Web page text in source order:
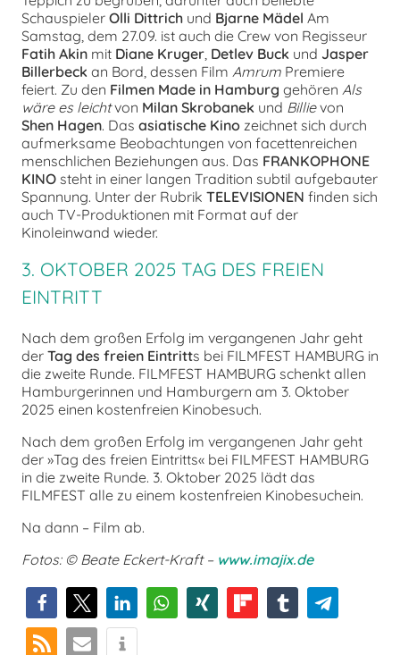
Schauspieler Olli Dittrich und Bjarne Mädel Am
Samstag, dem 27.09. ist auch die Crew von Regisseur
Fatih Akin mit Diane Kruger Detlev Buck und Jasper
Billerbeck an Bord, dessen Film Amrum Premiere
feiert. Zu den Filmen Made in Hamburg gehören Als
wäre es leichtvon Milan Skrobanek und Billievon
Shen Hagen. Das asiatische Kino zeichnet sich durch
aufmerksame Beobachtungen von facettenreichen
menschlichen Beziehungen aus. Das FRANKOPHONE
KINO steht in einer langen Tradition subtil aufgebauter
Spannung. Unter der Rubrik TELEVISIONEN finden sich
auch TV-Produktionen mit Format auf der
Kinoleinwand wieder.
3. OKTOBER 2025 TAG DES FREIEN
EINTRITT
Nach dem großen Erfolg im vergangenen Jahr geht
der Tag des freien Eintritts bei FILMFEST HAMBURG in
die zweite Runde. FILMFEST HAMBURG schenkt allen
Hamburgerinnen und Hamburgern am 3. Oktober
2025 einen kostenfreien Kinobesuch.
Nach dem großen Erfolg im vergangenen Jahr geht
der »Tag des freien Eintritts« bei FILMFEST HAMBURG
in die zweite Runde. 3. Oktober 2025 lädt das
FILMFEST alle zu einem kostenfreien Kinobesuchein.
Na dann – Film ab.
Fotos: © Beate Eckert-Kraft – www.imajix.de